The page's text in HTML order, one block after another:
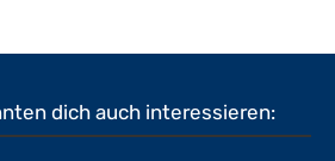
dich auch interessieren: